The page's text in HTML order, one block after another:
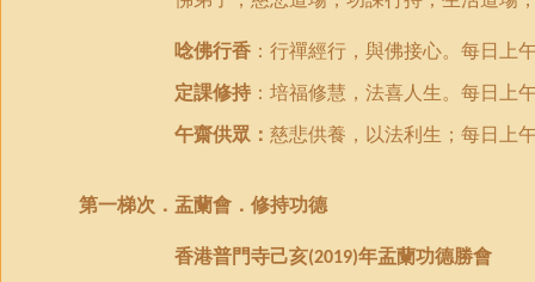
唸佛行香 ：行禪經行，與佛接心。 每日上
定課修持 ：培福修慧，法喜人生。每日上
午齋供眾： 慈悲供養，以法利生；每日上
第一梯次． 盂蘭會．修持功德
香港普門寺己亥(2019)年盂蘭功德勝會